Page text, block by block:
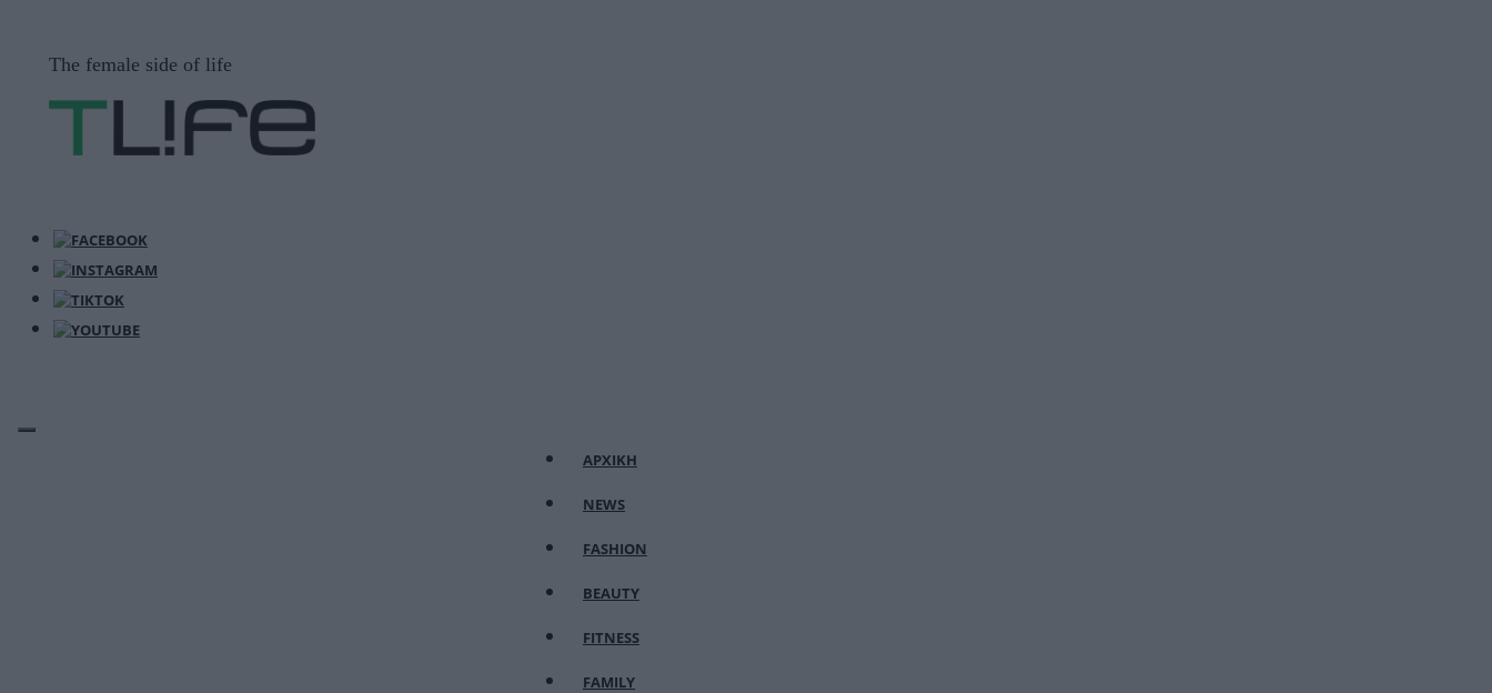
The female side of life
ΑΡΧΙΚΗ
NEWS
FASHION
BEAUTY
FITNESS
FAMILY